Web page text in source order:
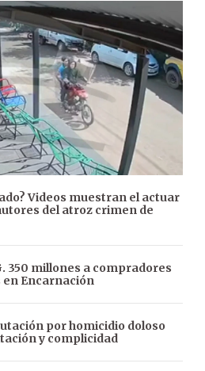
Videos muestran el actuar
del atroz crimen de
350 millones a compradores
en Encarnación
por homicidio doloso
y complicidad